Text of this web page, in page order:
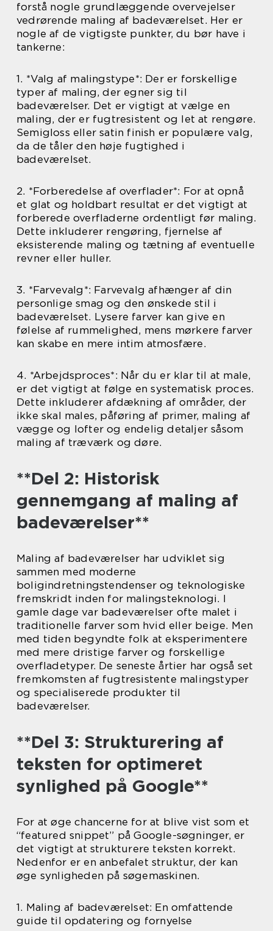
forstå nogle grundlæggende overvejelser
vedrørende maling af badeværelset. Her er
nogle af de vigtigste punkter, du bør have i
tankerne:
1. *Valg af malingstype*: Der er forskellige
typer af maling, der egner sig til
badeværelser. Det er vigtigt at vælge en
maling, der er fugtresistent og let at rengøre.
Semigloss eller satin finish er populære valg,
da de tåler den høje fugtighed i
badeværelset.
2. *Forberedelse af overflader*: For at opnå
et glat og holdbart resultat er det vigtigt at
forberede overfladerne ordentligt før maling.
Dette inkluderer rengøring, fjernelse af
eksisterende maling og tætning af eventuelle
revner eller huller.
3. *Farvevalg*: Farvevalg afhænger af din
personlige smag og den ønskede stil i
badeværelset. Lysere farver kan give en
følelse af rummelighed, mens mørkere farver
kan skabe en mere intim atmosfære.
4. *Arbejdsproces*: Når du er klar til at male,
er det vigtigt at følge en systematisk proces.
Dette inkluderer afdækning af områder, der
ikke skal males, påføring af primer, maling af
vægge og lofter og endelig detaljer såsom
maling af træværk og døre.
**Del 2: Historisk
gennemgang af maling af
badeværelser**
Maling af badeværelser har udviklet sig
sammen med moderne
boligindretningstendenser og teknologiske
fremskridt inden for malingsteknologi. I
gamle dage var badeværelser ofte malet i
traditionelle farver som hvid eller beige. Men
med tiden begyndte folk at eksperimentere
med mere dristige farver og forskellige
overfladetyper. De seneste årtier har også set
fremkomsten af fugtresistente malingstyper
og specialiserede produkter til
badeværelser.
**Del 3: Strukturering af
teksten for optimeret
synlighed på Google**
For at øge chancerne for at blive vist som et
“featured snippet” på Google-søgninger, er
det vigtigt at strukturere teksten korrekt.
Nedenfor er en anbefalet struktur, der kan
øge synligheden på søgemaskinen.
1. Maling af badeværelset: En omfattende
guide til opdatering og fornyelse